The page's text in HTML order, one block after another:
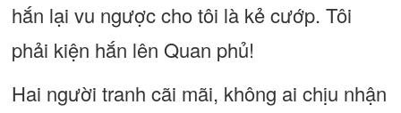
hắn lại vu ngược cho tôi là kẻ cướp. Tôi
phải kiện hắn lên Quan phủ!
Hai người tranh cãi mãi, không ai chịu nhận